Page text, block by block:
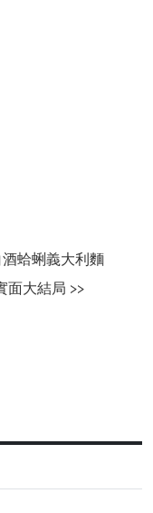
蛤蜊義大利麵
面大結局 >>